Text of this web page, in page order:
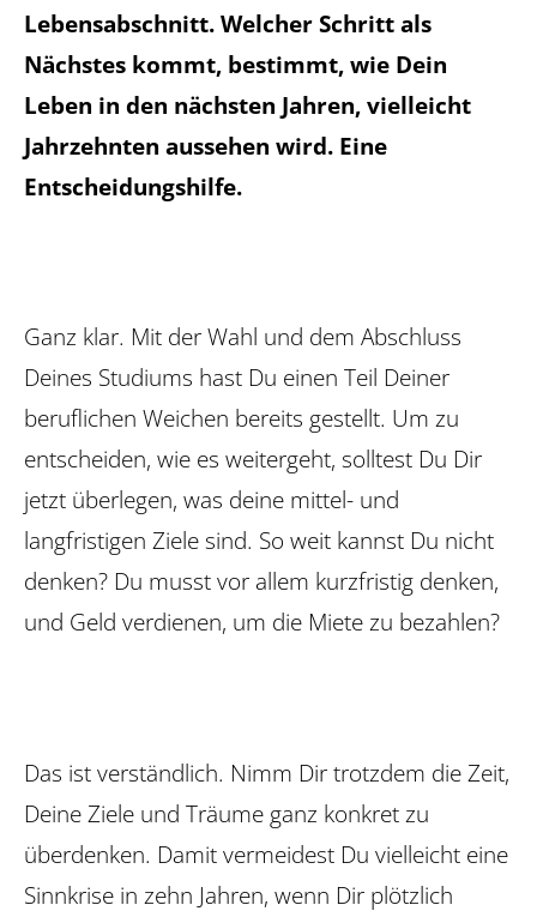
Lebensabschnitt. Welcher Schritt als
Nächstes kommt, bestimmt, wie Dein
Leben in den nächsten Jahren, vielleicht
Jahrzehnten aussehen wird. Eine
Entscheidungshilfe.
Ganz klar. Mit der Wahl und dem Abschluss
Deines Studiums hast Du einen Teil Deiner
beruflichen Weichen bereits ­gestellt. Um zu
entscheiden, wie es weitergeht, solltest Du Dir
jetzt überlegen, was deine mittel- und
langfristigen Ziele sind. So weit kannst Du nicht
denken? Du musst vor allem kurzfristig denken,
und Geld verdienen, um die Miete zu bezahlen?
Das ist verständlich. Nimm Dir trotzdem die Zeit,
Deine Ziele und Träume ganz konkret zu
überdenken. Damit vermeidest Du vielleicht eine
Sinnkrise in zehn Jahren, wenn Dir plötzlich